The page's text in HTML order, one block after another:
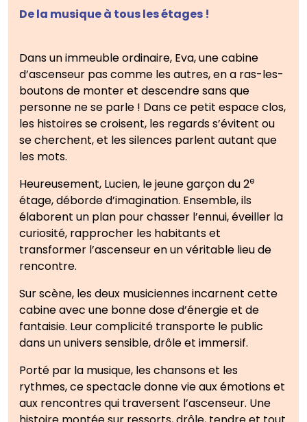
De la musique à tous les étages !
Dans un immeuble ordinaire, Eva, une cabine
d’ascenseur pas comme les autres, en a ras-les-
boutons de monter et descendre sans que
personne ne se parle ! Dans ce petit espace clos,
les histoires se croisent, les regards s’évitent ou
se cherchent, et les silences parlent autant que
les mots.
Heureusement, Lucien, le jeune garçon du 2e
étage, déborde d’imagination. Ensemble, ils
élaborent un plan pour chasser l’ennui, éveiller la
curiosité, rapprocher les habitants et
transformer l’ascenseur en un véritable lieu de
rencontre.
Sur scène, les deux musiciennes incarnent cette
cabine avec une bonne dose d’énergie et de
fantaisie. Leur complicité transporte le public
dans un univers sensible, drôle et immersif.
Porté par la musique, les chansons et les
rythmes, ce spectacle donne vie aux émotions et
aux rencontres qui traversent l’ascenseur. Une